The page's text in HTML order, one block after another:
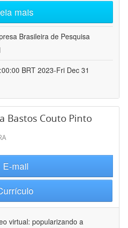
mais
Brasileira de Pesquisa
BRT 2023-Fri Dec 31
Bastos Couto Pinto
E-mail
virtual: popularizando a